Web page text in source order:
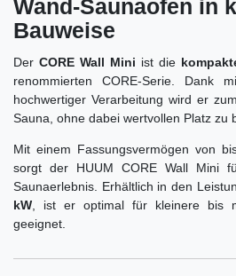
Wand-Saunaofen in
Bauweise
Der CORE Wall Mini ist die
renommierten CORE-Serie. Dank
hochwertiger Verarbeitung wird er
Sauna, ohne dabei wertvollen Platz zu
Mit einem Fassungsvermögen von
sorgt der HUUM CORE Wall Mini
Saunaerlebnis. Erhältlich in den
kW , ist er optimal für kleinere bis
geeignet.